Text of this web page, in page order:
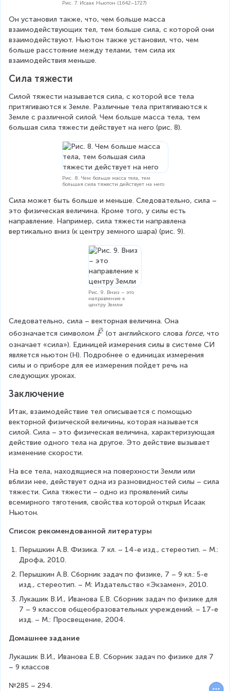
Рис. 7. Исаак Ньютон (1642–1727)
Он установил также, что, чем больше масса
взаимодействующих тел, тем больше сила, с которой они
взаимодействуют. Ньютон также установил, что, чем
больше расстояние между телами, тем сила их
взаимодействия меньше.
Сила тяжести
Силой тяжести называется сила, с которой все тела
притягиваются к Земле. Различные тела притягиваются к
Земле с различной силой. Чем больше масса тела, тем
большая сила тяжести действует на него (рис. 8).
Рис. 8. Чем больше масса тела, тем
большая сила тяжести действует на него
Сила может быть больше и меньше. Следовательно, сила –
это физическая величина. Кроме того, у силы есть
направление. Например, сила тяжести направлена
вертикально вниз (к центру земного шара) (рис. 9).
Рис. 9. Вниз – это
направление к
центру Земли
Следовательно, сила – векторная величина. Она
обозначается символом \
v
e
c
F (от английского слова force, что
означает «сила»). Единицей измерения силы в системе СИ
является ньютон (Н). Подробнее о единицах измерения
силы и о приборе для ее измерения пойдет речь на
следующих уроках.
Заключение
Итак, взаимодействие тел описывается с помощью
векторной физической величины, которая называется
силой. Сила – это физическая величина, характеризующая
действие одного тела на другое. Это действие вызывает
изменение скорости.
На все тела, находящиеся на поверхности Земли или
вблизи нее, действует одна из разновидностей силы – сила
тяжести. Сила тяжести – одно из проявлений силы
всемирного тяготения, свойства которой открыл Исаак
Ньютон.
Список рекомендованной литературы
Перышкин А.В. Физика. 7 кл. – 14-е изд., стереотип. – М.:
Дрофа, 2010.
Перышкин А.В. Сборник задач по физике, 7 – 9 кл.: 5-е
изд., стереотип. – М: Издательство «Экзамен», 2010.
Лукашик В.И., Иванова Е.В. Сборник задач по физике для
7 – 9 классов общеобразовательных учреждений. – 17-е
изд. – М.: Просвещение, 2004.
Домашнее задание
Лукашик В.И., Иванова Е.В. Сборник задач по физике для 7
– 9 классов
№285 – 294.